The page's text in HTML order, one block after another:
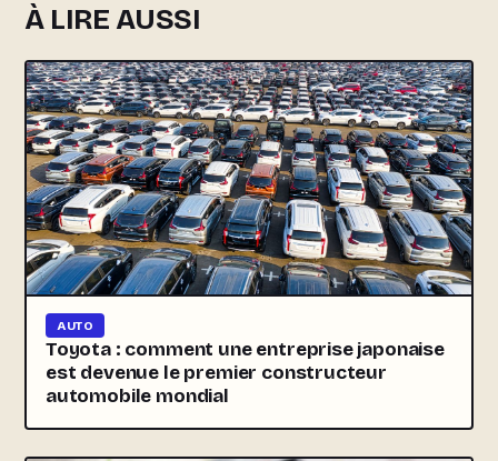
À LIRE AUSSI
AUTO
Toyota : comment une entreprise japonaise
est devenue le premier constructeur
automobile mondial